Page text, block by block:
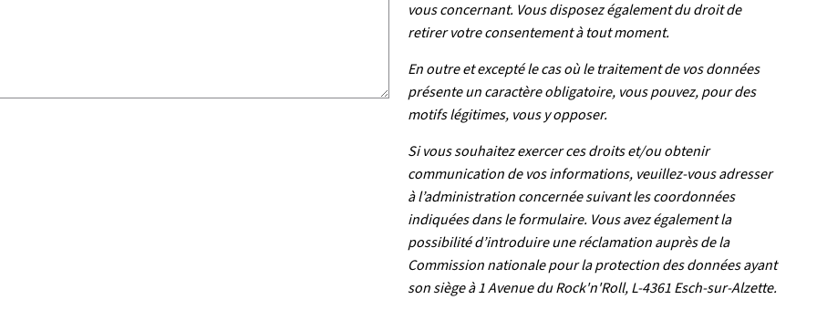
vous concernant. Vous disposez également du droit de
retirer votre consentement à tout moment.
En outre et excepté le cas où le traitement de vos données
présente un caractère obligatoire, vous pouvez, pour des
motifs légitimes, vous y opposer.
Si vous souhaitez exercer ces droits et/ou obtenir
communication de vos informations, veuillez-vous adresser
à l’administration concernée suivant les coordonnées
indiquées dans le formulaire. Vous avez également la
possibilité d’introduire une réclamation auprès de la
Commission nationale pour la protection des données ayant
son siège à 1 Avenue du Rock'n'Roll, L-4361 Esch-sur-Alzette.